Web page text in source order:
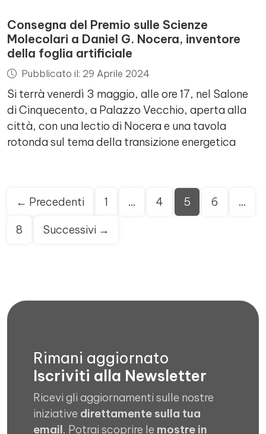
Consegna del Premio sulle Scienze
Molecolari a Daniel G. Nocera, inventore
della foglia artificiale
Pubblicato il: 29 Aprile 2024
Si terrà venerdì 3 maggio, alle ore 17, nel Salone
di Cinquecento, a Palazzo Vecchio, aperta alla
città, con una lectio di Nocera e una tavola
rotonda sul tema della transizione energetica
Paginazione
articoli
← Precedenti 1 … 4 5 6 …
8 Successivi →
Rimani aggiornato
Iscriviti alla Newsletter
Ricevi gli aggiornamenti sulle nostre
iniziative direttamente sulla tua
email. Potrai scoprire le mostre in